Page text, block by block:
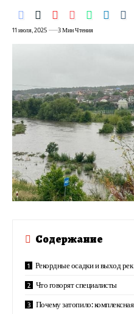
11 июля, 2025 3 Мин Чтения
Содержание
Рекордные осадки и выход рек
Что говорят специалисты
Почему затопило: